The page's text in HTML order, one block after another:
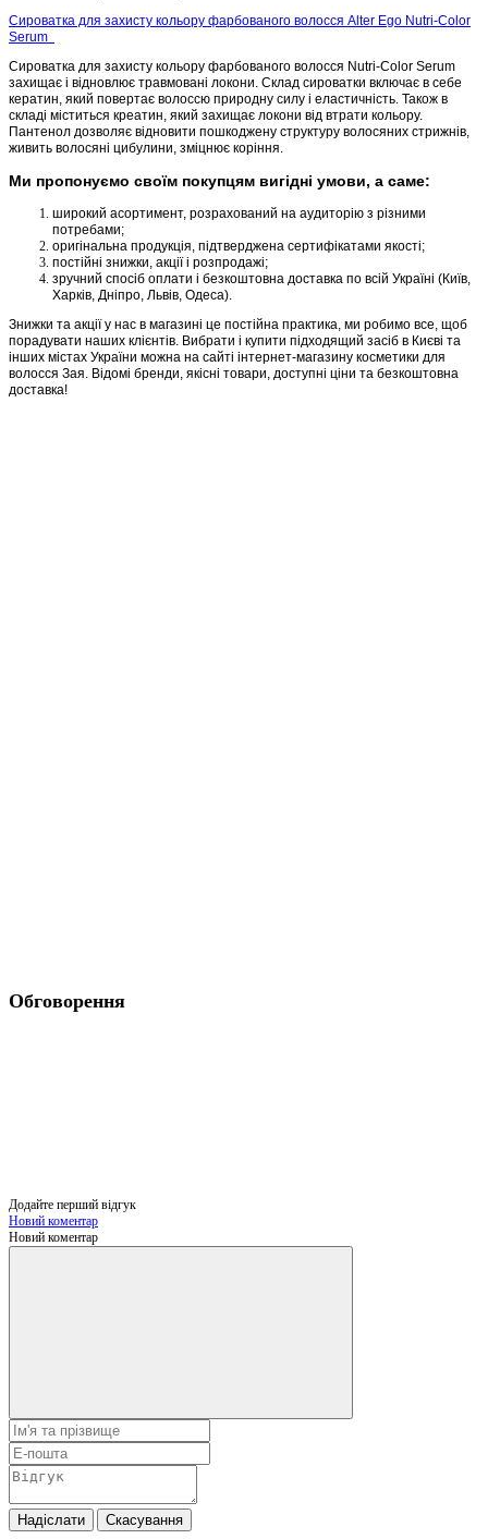
Сироватка для захисту кольору фарбованого волосся Alter Ego Nutri-Color
Serum
Сироватка для захисту кольору фарбованого волосся Nutri-Color Serum
захищає і відновлює травмовані локони. Склад сироватки включає в себе
кератин, який повертає волоссю природну силу і еластичність. Також в
складі міститься креатин, який захищає локони від втрати кольору.
Пантенол дозволяє відновити пошкоджену структуру волосяних стрижнів,
живить волосяні цибулини, зміцнює коріння.
Ми пропонуємо своїм покупцям вигідні умови, а саме:
широкий асортимент, розрахований на аудиторію з різними
потребами;
оригінальна продукція, підтверджена сертифікатами якості;
постійні знижки, акції і розпродажі;
зручний спосіб оплати і безкоштовна доставка по всій Україні (Київ,
Харків, Дніпро, Львів, Одеса).
Знижки та акції у нас в магазині це постійна практика, ми робимо все, щоб
порадувати наших клієнтів. Вибрати і купити підходящий засіб в Києві та
інших містах України можна на сайті інтернет-магазину косметики для
волосся Зая. Відомі бренди, якісні товари, доступні ціни та безкоштовна
доставка!
Обговорення
Додайте перший відгук
Новий коментар
Новий коментар
Надіслати Скасування